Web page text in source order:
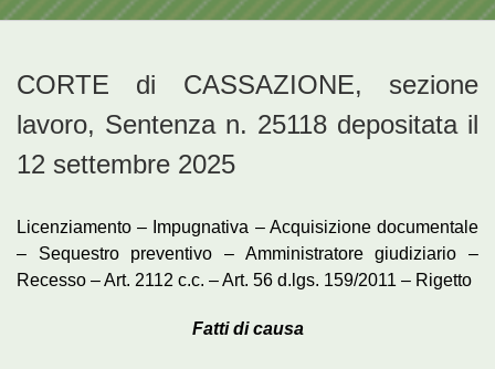
CORTE di CASSAZIONE, sezione
lavoro, Sentenza n. 25118 depositata il
12 settembre 2025
Licenziamento – Impugnativa – Acquisizione documentale
– Sequestro preventivo – Amministratore giudiziario –
Recesso – Art. 2112 c.c. – Art. 56 d.lgs. 159/2011 – Rigetto
Fatti di causa